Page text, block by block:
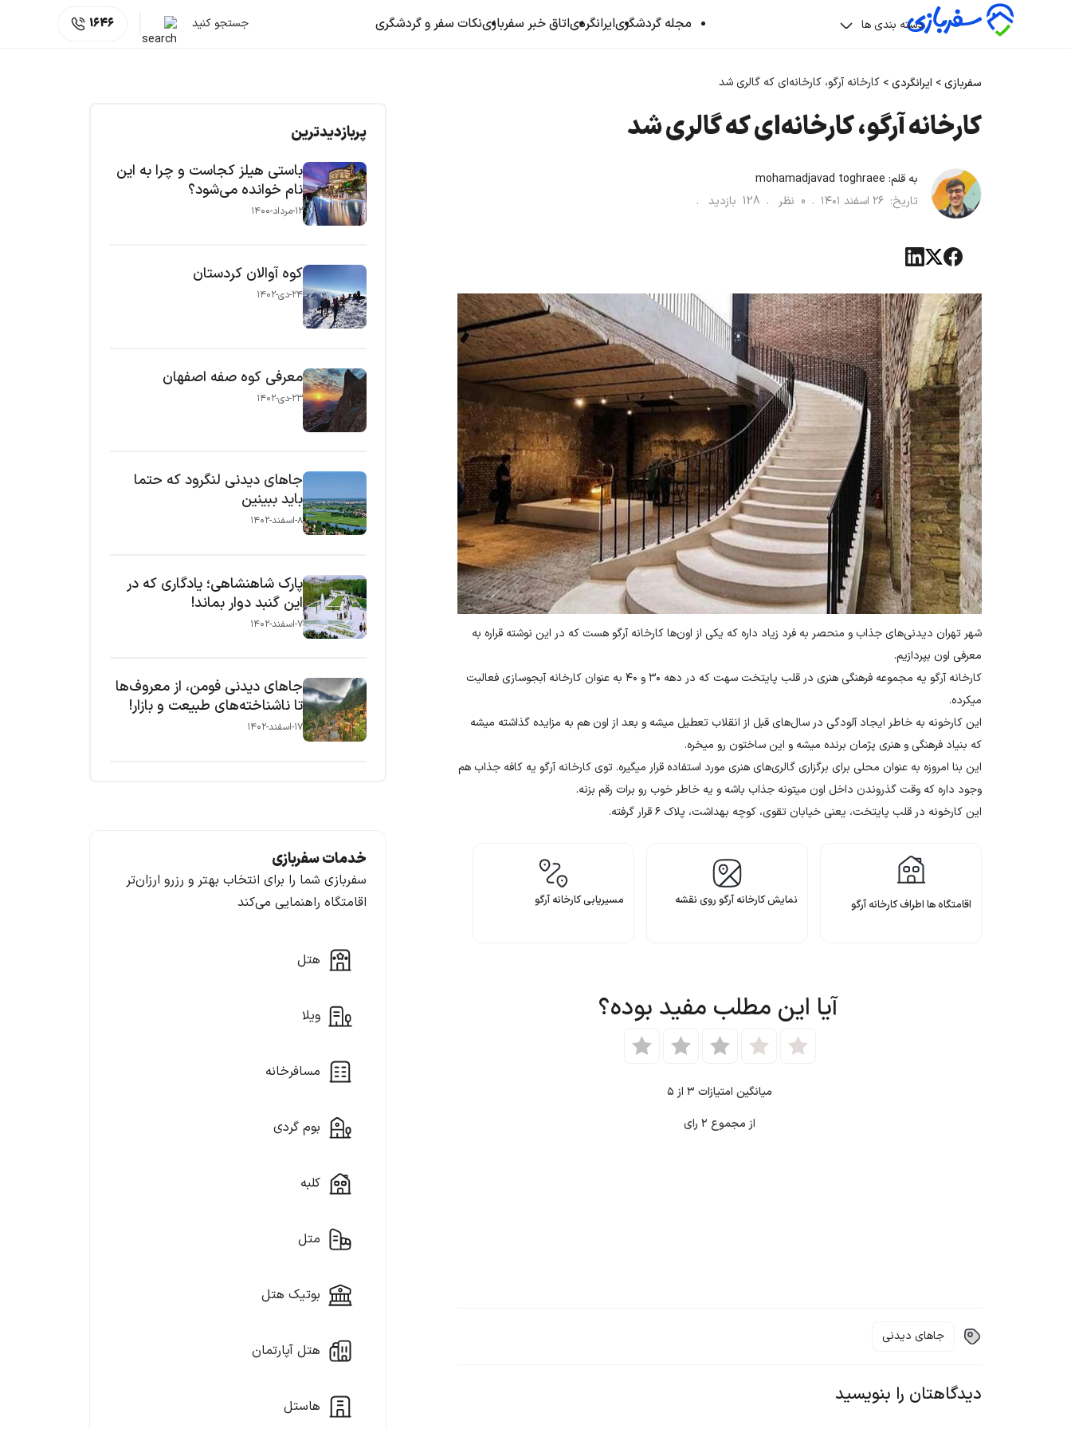
دسته بندی ها مجله گردشگریایرانگردیاتاق خبر سفربازینکات سفر و گردشگری جستجو کنید 1646
سفربازی> ایرانگردی> کارخانه آرگو، کارخانه‌ای که گالری شد
کارخانه آرگو، کارخانه‌ای که گالری شد
به قلم: mohamadjavad toghraee
تاریخ: ۲۶ اسفند ۱۴۰۱ .
0 نظر . 128 بازدید .
شهر تهران دیدنی‌های جذاب و منحصر به فرد زیاد داره که یکی از اون‌ها کارخانه آرگو هست که در این نوشته قراره به
معرفی اون بپردازیم.
کارخانه آرگو یه مجموعه فرهنگی هنری در قلب پایتخت سهت که در دهه ۳۰ و ۴۰ به عنوان کارخانه آبجوسازی فعالیت
میکرده.
این کارخونه به خاطر ایجاد آلودگی در سال‌های قبل از انقلاب تعطیل میشه و بعد از اون‌ هم به مزایده گذاشته میشه
که بنیاد فرهنگی و هنری پژمان برنده میشه و این ساختون رو میخره.
این بنا امروزه به عنوان محلی برای برگزاری گالری‌های هنری مورد استفاده قرار میگیره. توی کارخانه آرگو یه کافه جذاب هم
وجود داره که وقت گذروندن داخل اون میتونه جذاب باشه و یه خاطر خوب رو برات رقم بزنه.
این کارخونه در قلب پایتخت، یعنی خیابان تقوی، کوچه بهداشت، پلاک ۶ قرار گرفته.
اقامتگاه ها اطراف کارخانه آرگو نمایش کارخانه آرگو روی نقشه مسیریابی کارخانه آرگو
آیا این مطلب مفید بوده؟
میانگین امتیازات ۳ از ۵
از مجموع ۲ رای
جاهای دیدنی
دیدگاهتان را بنویسید
پربازدیدترین
باستی هیلز کجاست و چرا به این
نام خوانده می‌شود؟
۱۲-مرداد-۱۴۰۰
کوه آوالان کردستان
۲۴-دی-۱۴۰۲
معرفی کوه صفه اصفهان
۲۳-دی-۱۴۰۲
جاهای دیدنی لنگرود که حتما
باید ببینین
۸-اسفند-۱۴۰۲
پارک شاهنشاهی؛ یادگاری که در
این گنبد دوار بماند!
۷-اسفند-۱۴۰۲
جاهای دیدنی فومن، از معروف‌ها
تا ناشناخته‌های طبیعت و بازار!
۱۷-اسفند-۱۴۰۲
خدمات سفربازی
سفربازی شما را برای انتخاب بهتر و رزرو ارزان‌تر
اقامتگاه راهنمایی می‌کند
هتل
ویلا
مسافرخانه
بوم گردی
کلبه
متل
بوتیک هتل
هتل آپارتمان
هاستل